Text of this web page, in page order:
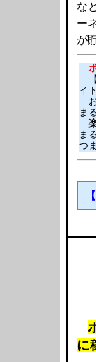
な
ー
が
ポ
【
イ
お
ま
ま
つ
に